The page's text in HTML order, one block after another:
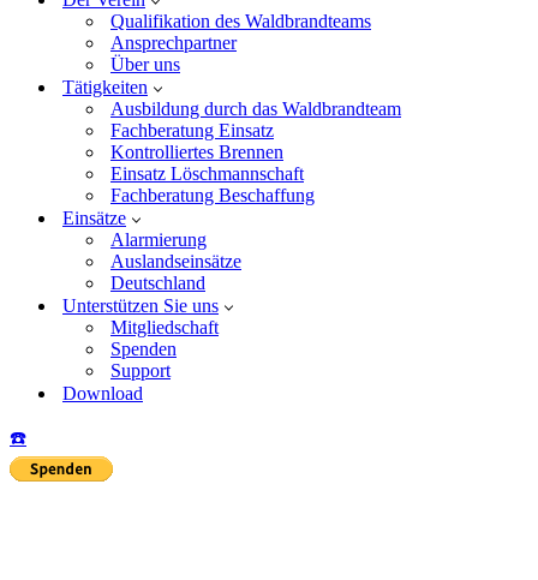
Qualifikation des Waldbrandteams
Ansprechpartner
Über uns
Tätigkeiten
Ausbildung durch das Waldbrandteam
Fachberatung Einsatz
Kontrolliertes Brennen
Einsatz Löschmannschaft
Fachberatung Beschaffung
Einsätze
Alarmierung
Auslandseinsätze
Deutschland
Unterstützen Sie uns
Mitgliedschaft
Spenden
Support
Download
☎️